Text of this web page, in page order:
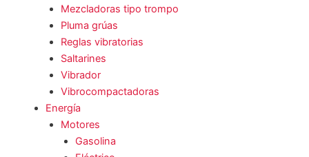
Mezcladoras tipo trompo
Pluma grúas
Reglas vibratorias
Saltarines
Vibrador
Vibrocompactadoras
Energía
Motores
Gasolina